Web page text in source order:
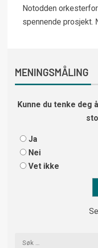
Notodden
spennende prosjekt.
MENINGSMÅLING
Kunne du tenke deg
Ja
Nei
Vet ikke